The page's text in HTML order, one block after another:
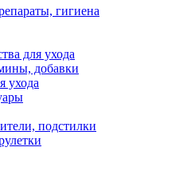
гигиена
для ухода
добавки
ухода
подстилки